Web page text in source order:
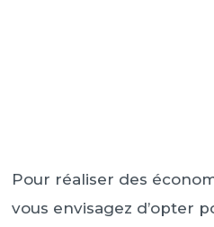
Pour réaliser des
vous envisagez d’opter